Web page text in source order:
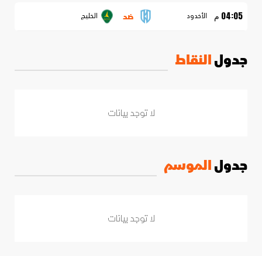
04:05 م الأخدود ضد الخليج
جدولالنقاط
لا توجد بيانات
جدولالموسم
لا توجد بيانات